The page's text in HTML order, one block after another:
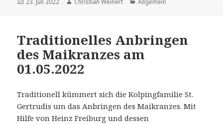
23. Juli 2022 Christian Weinert Allgemein
Traditionelles Anbringen
des Maikranzes am
01.05.2022
Traditionell kümmert sich die Kolpingfamilie St.
Gertrudis um das Anbringen des Maikranzes. Mit
Hilfe von Heinz Freiburg und dessen